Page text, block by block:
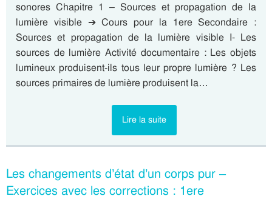
sonores Chapitre 1 – Sources et propagation de la
lumière visible ➔ Cours pour la 1ere Secondaire :
Sources et propagation de la lumière visible I- Les
sources de lumière Activité documentaire : Les objets
lumineux produisent-ils tous leur propre lumière ? Les
sources primaires de lumière produisent la…
Lire la suite
Les changements d’état d’un corps pur –
Exercices avec les corrections : 1ere